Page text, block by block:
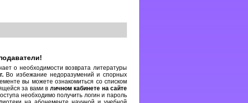
о необходимости возврата литературы
Во избежание недоразумений и спорных
вы можете ознакомиться со списком
за вами в личном кабинете на сайте
необходимо получить логин и пароль